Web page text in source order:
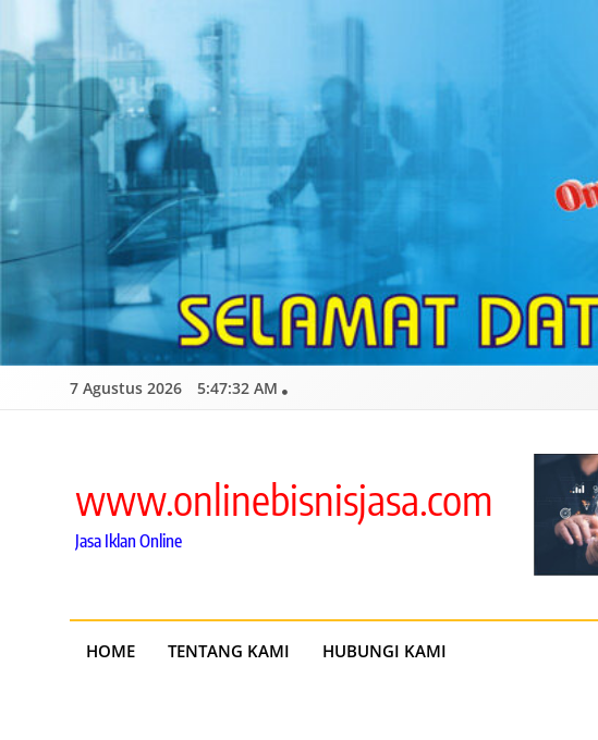
content
7 Agustus 2026 5:47:33 AM
www.onlinebisnisjasa.com
Jasa Iklan Online
HOME TENTANG KAMI HUBUNGI KAMI